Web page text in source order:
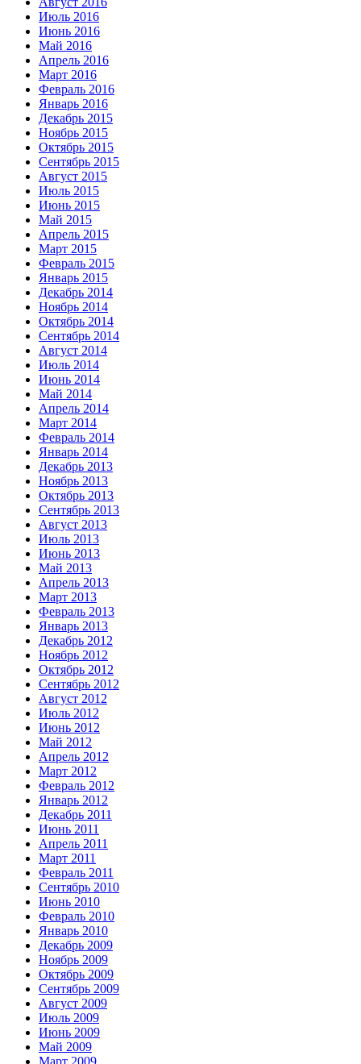
Июль 2016
Июнь 2016
Май 2016
Апрель 2016
Март 2016
Февраль 2016
Январь 2016
Декабрь 2015
Ноябрь 2015
Октябрь 2015
Сентябрь 2015
Август 2015
Июль 2015
Июнь 2015
Май 2015
Апрель 2015
Март 2015
Февраль 2015
Январь 2015
Декабрь 2014
Ноябрь 2014
Октябрь 2014
Сентябрь 2014
Август 2014
Июль 2014
Июнь 2014
Май 2014
Апрель 2014
Март 2014
Февраль 2014
Январь 2014
Декабрь 2013
Ноябрь 2013
Октябрь 2013
Сентябрь 2013
Август 2013
Июль 2013
Июнь 2013
Май 2013
Апрель 2013
Март 2013
Февраль 2013
Январь 2013
Декабрь 2012
Ноябрь 2012
Октябрь 2012
Сентябрь 2012
Август 2012
Июль 2012
Июнь 2012
Май 2012
Апрель 2012
Март 2012
Февраль 2012
Январь 2012
Декабрь 2011
Июнь 2011
Апрель 2011
Март 2011
Февраль 2011
Сентябрь 2010
Июнь 2010
Февраль 2010
Январь 2010
Декабрь 2009
Ноябрь 2009
Октябрь 2009
Сентябрь 2009
Август 2009
Июль 2009
Июнь 2009
Май 2009
Март 2009